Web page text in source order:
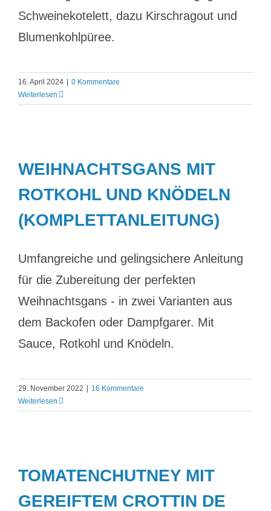
Schweinekotelett, dazu Kirschragout und
Blumenkohlpüree.
16. April 2024
0 Kommentare
Weiterlesen
WEIHNACHTSGANS MIT
ROTKOHL UND KNÖDELN
(KOMPLETTANLEITUNG)
Umfangreiche und gelingsichere Anleitung
für die Zubereitung der perfekten
Weihnachtsgans - in zwei Varianten aus
dem Backofen oder Dampfgarer. Mit
Sauce, Rotkohl und Knödeln.
29. November 2022
16 Kommentare
Weiterlesen
TOMATENCHUTNEY MIT
GEREIFTEM CROTTIN DE